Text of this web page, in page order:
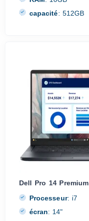
capacité: 512GB
Dell Pro 14 Premium
Processeur: i7
écran: 14"